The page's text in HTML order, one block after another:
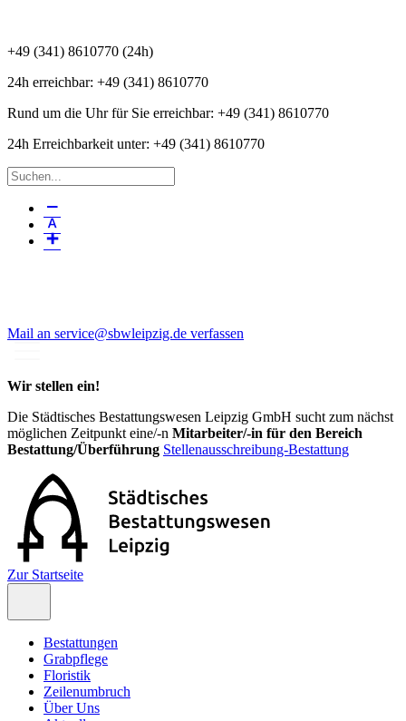
+49 (341) 8610770 (24h)
24h erreichbar: +49 (341) 8610770
Rund um die Uhr für Sie erreichbar: +49 (341) 8610770
24h Erreichbarkeit unter: +49 (341) 8610770
Mail an service@sbwleipzig.de verfassen
Wir stellen ein!
Die Städtisches Bestattungswesen Leipzig GmbH sucht zum nächst
möglichen Zeitpunkt eine/-n Mitarbeiter/-in für den Bereich
Bestattung/Überführung Stellenausschreibung-Bestattung
Zur Startseite
Bestattungen
Grabpflege
Floristik
Zeilenumbruch
Über Uns